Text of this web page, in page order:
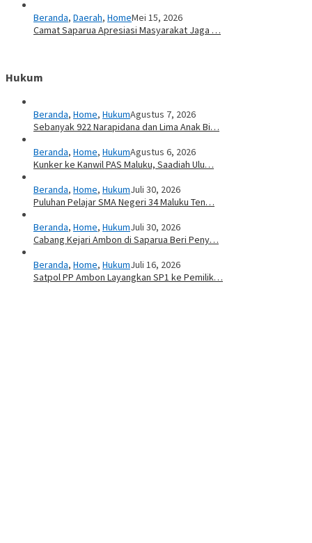
Beranda, Daerah, HomeMei 15, 2026
Camat Saparua Apresiasi Masyarakat Jaga …
Hukum
Beranda, Home, HukumAgustus 7, 2026
Sebanyak 922 Narapidana dan Lima Anak Bi…
Beranda, Home, HukumAgustus 6, 2026
Kunker ke Kanwil PAS Maluku, Saadiah Ulu…
Beranda, Home, HukumJuli 30, 2026
Puluhan Pelajar SMA Negeri 34 Maluku Ten…
Beranda, Home, HukumJuli 30, 2026
Cabang Kejari Ambon di Saparua Beri Peny…
Beranda, Home, HukumJuli 16, 2026
Satpol PP Ambon Layangkan SP1 ke Pemilik…